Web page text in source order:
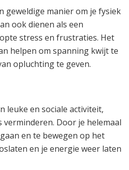
geweldige manier om je fysiek
ook dienen als een
stress en frustraties. Het
helpen om spanning kwijt te
opluchting te geven.
leuke en sociale activiteit,
Door je helemaal
en te bewegen op het
en je energie weer laten